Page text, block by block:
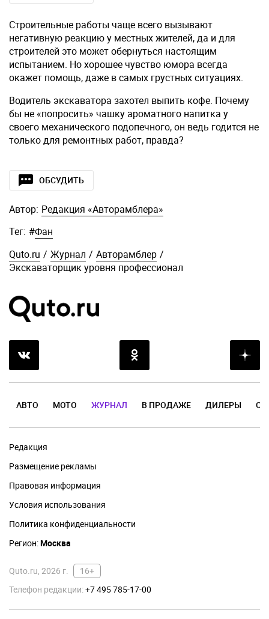
Строительные работы чаще всего вызывают
негативную реакцию у местных жителей, да и для
строителей это может обернуться настоящим
испытанием. Но хорошее чувство юмора всегда
окажет помощь, даже в самых грустных ситуациях.
Водитель экскаватора захотел выпить кофе. Почему
бы не «попросить» чашку ароматного напитка у
своего механического подопечного, он ведь годится не
только для ремонтных работ, правда?
ОБСУДИТЬ
Автор: Редакция «Авторамблера»
Тег: #Фан
Quto.ru / Журнал / Авторамблер /
Экскаваторщик уровня профессионал
АВТО МОТО ЖУРНАЛ В ПРОДАЖЕ ДИЛЕРЫ
Редакция
Размещение рекламы
Правовая информация
Условия использования
Политика конфиденциальности
Регион:Москва
Quto.ru, 2026 г.
16+
Телефон редакции:+7 495 785-17-00